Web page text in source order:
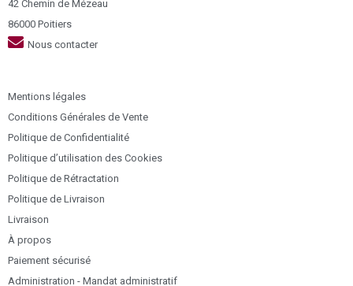
42 Chemin de Mézeau
86000 Poitiers
Nous contacter
Mentions légales
Conditions Générales de Vente
Politique de Confidentialité
Politique d’utilisation des Cookies
Politique de Rétractation
Politique de Livraison
Livraison
À propos
Paiement sécurisé
Administration - Mandat administratif